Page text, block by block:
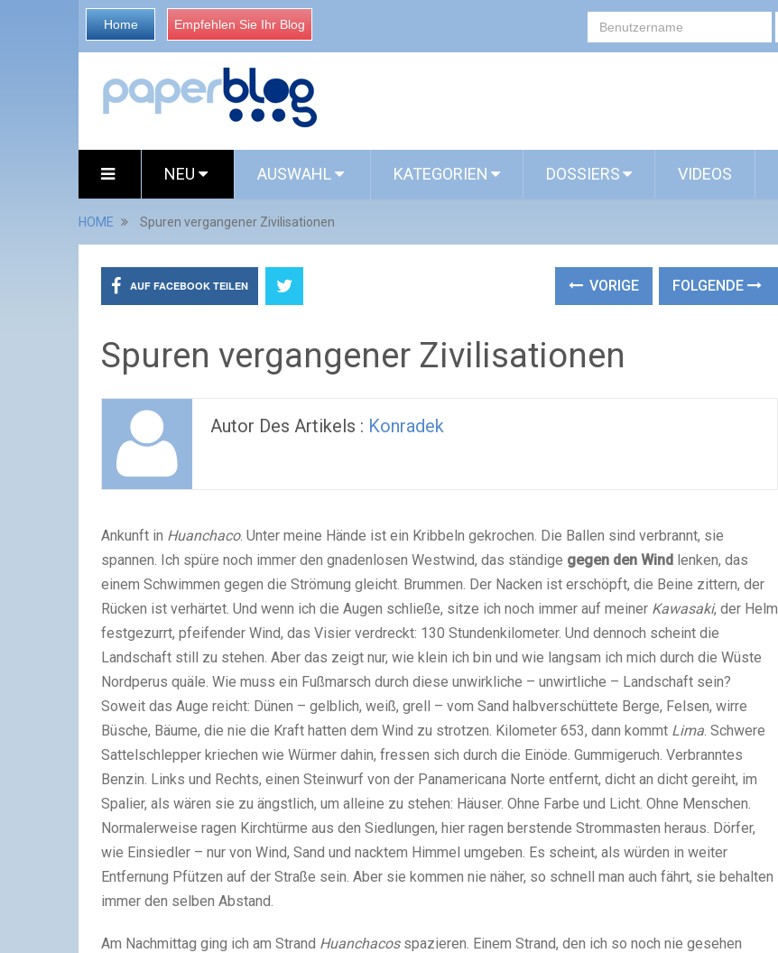
Home Empfehlen Sie Ihr Blog
NEU AUSWAHL KATEGORIEN DOSSIERS VIDEOS
HOME Spuren vergangener Zivilisationen
AUF FACEBOOK TEILEN VORIGE FOLGENDE
Spuren vergangener Zivilisationen
Autor Des Artikels : Konradek
Ankunft in Huanchaco. Unter meine Hände ist ein Kribbeln gekrochen. Die Ballen sind verbrannt, sie
spannen. Ich spüre noch immer den gnadenlosen Westwind, das ständige gegen den Wind lenken, das
einem Schwimmen gegen die Strömung gleicht. Brummen. Der Nacken ist erschöpft, die Beine zittern, der
Rücken ist verhärtet. Und wenn ich die Augen schließe, sitze ich noch immer auf meiner Kawasaki, der Helm
festgezurrt, pfeifender Wind, das Visier verdreckt: 130 Stundenkilometer. Und dennoch scheint die
Landschaft still zu stehen. Aber das zeigt nur, wie klein ich bin und wie langsam ich mich durch die Wüste
Nordperus quäle. Wie muss ein Fußmarsch durch diese unwirkliche – unwirtliche – Landschaft sein?
Soweit das Auge reicht: Dünen – gelblich, weiß, grell – vom Sand halbverschüttete Berge, Felsen, wirre
Büsche, Bäume, die nie die Kraft hatten dem Wind zu strotzen. Kilometer 653, dann kommt Lima. Schwere
Sattelschlepper kriechen wie Würmer dahin, fressen sich durch die Einöde. Gummigeruch. Verbranntes
Benzin. Links und Rechts, einen Steinwurf von der Panamericana Norte entfernt, dicht an dicht gereiht, im
Spalier, als wären sie zu ängstlich, um alleine zu stehen: Häuser. Ohne Farbe und Licht. Ohne Menschen.
Normalerweise ragen Kirchtürme aus den Siedlungen, hier ragen berstende Strommasten heraus. Dörfer,
wie Einsiedler – nur von Wind, Sand und nacktem Himmel umgeben. Es scheint, als würden in weiter
Entfernung Pfützen auf der Straße sein. Aber sie kommen nie näher, so schnell man auch fährt, sie behalten
immer den selben Abstand.
Am Nachmittag ging ich am Strand Huanchacos spazieren. Einem Strand, den ich so noch nie gesehen